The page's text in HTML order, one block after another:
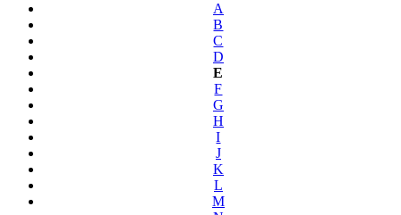
A
B
C
D
E
F
G
H
I
J
K
L
M